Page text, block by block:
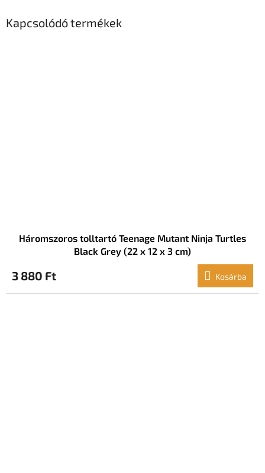
Kapcsolódó termékek
Háromszoros tolltartó Teenage Mutant Ninja Turtles
Black Grey (22 x 12 x 3 cm)
3 880 Ft Kosárba